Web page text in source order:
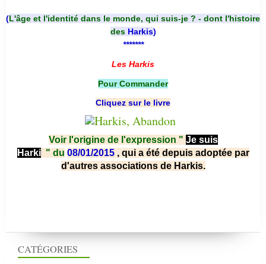
CATÉGORIES
(L'âge et l'identité dans le monde, qui suis-je ? - dont l'histoire
des Harkis)
*******
Les Harkis
Pour Commander
Cliquez sur le livre
Voir l'origine de l'expression " Je suis
Harki " du 08/01/2015 , qui a été depuis adoptée par
d'autres associations de Harkis.